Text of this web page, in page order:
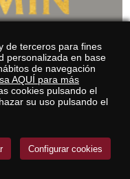
de terceros para fines
personalizada en base
de navegación
AQUÍ para más
cookies pulsando el
su uso pulsando el
Configurar cookies